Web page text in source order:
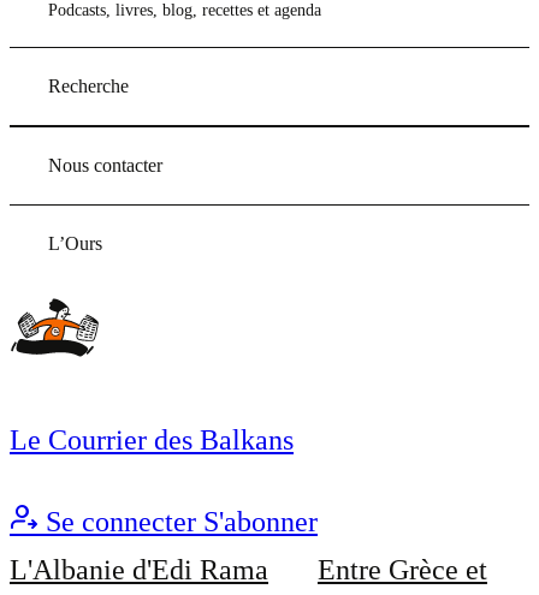
Podcasts, livres, blog, recettes et agenda
Recherche
Nous contacter
L’Ours
Le Courrier des Balkans
Se connecter S'abonner
L'Albanie d'Edi Rama
Entre Grèce et